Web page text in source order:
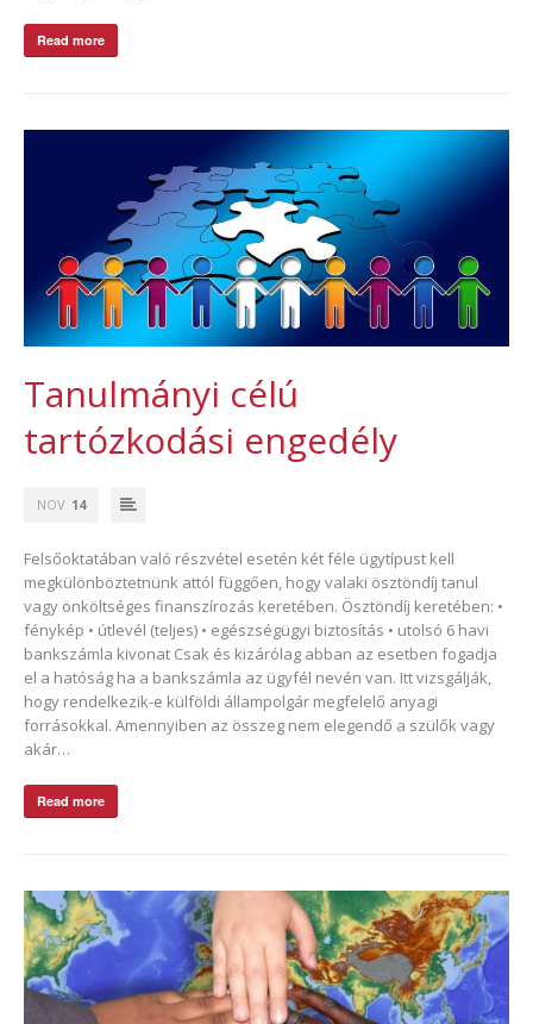
Read more
Tanulmányi célú
tartózkodási engedély
NOV 14
Felsőoktatában való részvétel esetén két féle ügytípust kell
megkülönböztetnünk attól függően, hogy valaki ösztöndíj tanul
vagy önköltséges finanszírozás keretében. Ösztöndíj keretében: •
fénykép • útlevél (teljes) • egészségügyi biztosítás • utolsó 6 havi
bankszámla kivonat Csak és kizárólag abban az esetben fogadja
el a hatóság ha a bankszámla az ügyfél nevén van. Itt vizsgálják,
hogy rendelkezik-e külföldi állampolgár megfelelő anyagi
forrásokkal. Amennyiben az összeg nem elegendő a szülők vagy
akár…
Read more